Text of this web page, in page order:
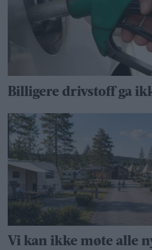
Billigere drivstoff ga
Vi kan ikke møte alle